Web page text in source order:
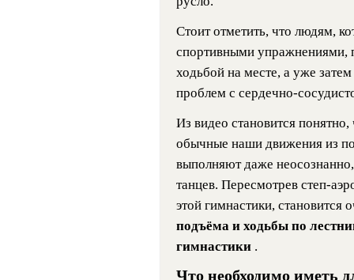
Стоит отметить, что людям,
спортивными упражнениями,
ходьбой на месте, а уже
проблем с сердечно-
Из видео становится
обычные наши движения из
выполняют даже
танцев. Пересмотрев степ-
этой гимнастики, становится
подъёма и ходьбы по
гимнастики .
Что необходимо иметь